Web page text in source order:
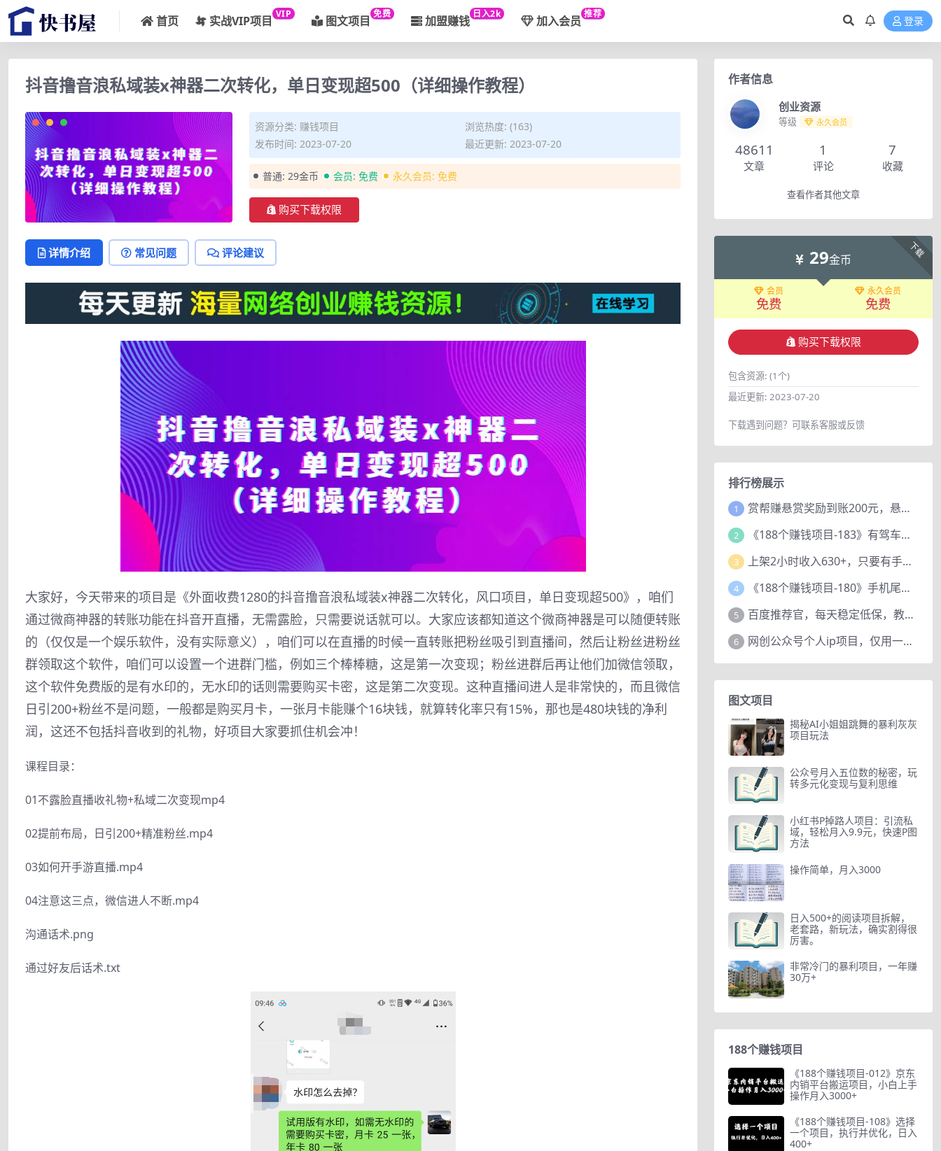
首页 实战VIP项目 VIP 图文项目 免费 加盟赚钱 日入2k 加入会员 推荐
登录
抖音撸音浪私域装x神器二次转化，单日变现超500（详细操作教程）
资源分类: 赚钱项目
浏览热度: (163)
发布时间: 2023-07-20
最近更新: 2023-07-20
普通: 29金币 会员: 免费 永久会员: 免费
购买下载权限
详情介绍 常见问题 评论建议
大家好，今天带来的项目是《外面收费1280的抖音撸音浪私域装x神器二次转化，风口项目，单日变现超500》，咱们
通过微商神器的转账功能在抖音开直播，无需露脸，只需要说话就可以。大家应该都知道这个微商神器是可以随便转账
的（仅仅是一个娱乐软件，没有实际意义），咱们可以在直播的时候一直转账把粉丝吸引到直播间，然后让粉丝进粉丝
群领取这个软件，咱们可以设置一个进群门槛，例如三个棒棒糖，这是第一次变现；粉丝进群后再让他们加微信领取，
这个软件免费版的是有水印的，无水印的话则需要购买卡密，这是第二次变现。这种直播间进人是非常快的，而且微信
日引200+粉丝不是问题，一般都是购买月卡，一张月卡能赚个16块钱，就算转化率只有15%，那也是480块钱的净利
润，这还不包括抖音收到的礼物，好项目大家要抓住机会冲！
课程目录：
01不露脸直播收礼物+私域二次变现mp4
02提前布局，日引200+精准粉丝.mp4
03如何开手游直播.mp4
04注意这三点，微信进人不断.mp4
沟通话术.png
通过好友后话术.txt
作者信息
创业资源
等级 永久会员
48611
文章
1
评论
7
收藏
查看作者其他文章
下载
29金币
会员
免费
永久会员
免费
购买下载权限
包含资源: (1个)
最近更新: 2023-07-20
下载遇到问题？可联系客服或反馈
排行榜展示
1 赏帮赚悬赏奖励到账200元，悬赏任务多劳多得，人人可做。
2 《188个赚钱项目-183》有驾车评项目，动动小手，复制粘贴赚44元！
3 上架2小时收入630+，只要有手就能做的AI搞钱项目，奶奶看完都能学会!
4 《188个赚钱项目-180》手机尾号测试评分项目，短视频直播日赚200+
5 百度推荐官，每天稳定低保，教程赠上
6 网创公众号个人ip项目，仅用一篇文章做到全网引流！
图文项目
揭秘AI小姐姐跳舞的暴利灰灰
项目玩法
公众号月入五位数的秘密，玩
转多元化变现与复利思维
小红书P掉路人项目：引流私
域，轻松月入9.9元，快速P图
方法
操作简单，月入3000
日入500+的阅读项目拆解，
老套路，新玩法，确实割得很
厉害。
非常冷门的暴利项目，一年赚
30万+
188个赚钱项目
《188个赚钱项目-012》京东
内销平台搬运项目，小白上手
操作月入3000+
《188个赚钱项目-108》选择
一个项目，执行并优化，日入
400+